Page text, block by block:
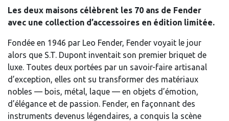
Les deux maisons célèbrent les 70 ans de Fender
avec une collection d’accessoires en édition limitée.
Fondée en 1946 par Leo Fender, Fender voyait le jour
alors que S.T. Dupont inventait son premier briquet de
luxe. Toutes deux portées par un savoir-faire artisanal
d’exception, elles ont su transformer des matériaux
nobles — bois, métal, laque — en objets d’émotion,
d’élégance et de passion. Fender, en façonnant des
instruments devenus légendaires, a conquis la scène